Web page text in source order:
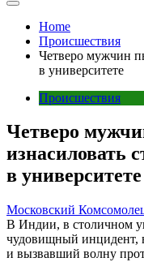
Home
Происшествия
Четверо мужчин
в университете
Происшествия
Четверо
изнасиловать
в университете
Московский
В Индии, в столичном
чудовищный инцидент,
и вызвавший волну